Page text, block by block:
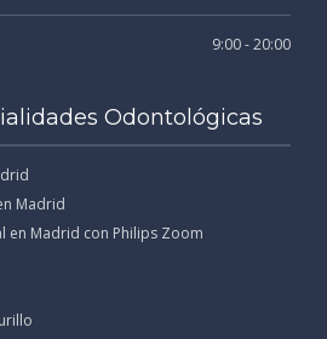
9:00 - 20:00
Odontológicas
Madrid
en Madrid con Philips Zoom